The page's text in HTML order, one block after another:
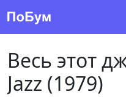
Весь этот
Jazz (1979)